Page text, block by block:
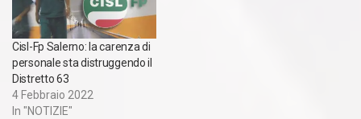
Cisl-Fp Salerno: la carenza di
personale sta distruggendo il
Distretto 63
4 Febbraio 2022
In "NOTIZIE"